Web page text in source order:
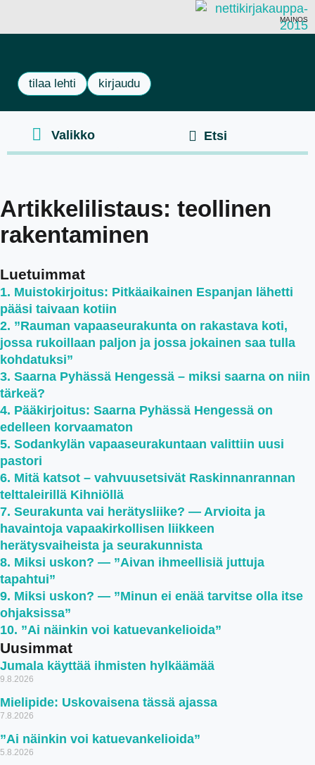
MAINOS
tilaa lehti kirjaudu
Artikkelilistaus: teollinen
rakentaminen
Luetuimmat
Muistokirjoitus: Pitkäaikainen Espanjan lähetti
pääsi taivaan kotiin
”Rauman vapaaseurakunta on rakastava koti,
jossa rukoillaan paljon ja jossa jokainen saa tulla
kohdatuksi”
Saarna Pyhässä Hengessä – miksi saarna on niin
tärkeä?
Pääkirjoitus: Saarna Pyhässä Hengessä on
edelleen korvaamaton
Sodankylän vapaaseurakuntaan valittiin uusi
pastori
Mitä katsot – vahvuusetsivät Raskinnanrannan
telttaleirillä Kihniöllä
Seurakunta vai herätysliike? — Arvioita ja
havaintoja vapaakirkollisen liikkeen
herätysvaiheista ja seurakunnista
Miksi uskon? — ”Aivan ihmeellisiä juttuja
tapahtui”
Miksi uskon? — ”Minun ei enää tarvitse olla itse
ohjaksissa”
”Ai näinkin voi katuevankelioida”
Uusimmat
Jumala käyttää ihmisten hylkäämää
9.8.2026
Mielipide: Uskovaisena tässä ajassa
7.8.2026
”Ai näinkin voi katuevankelioida”
5.8.2026